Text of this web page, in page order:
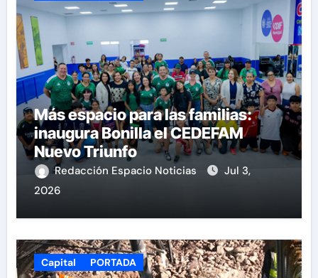
Más espacio para las familias:
inaugura Bonilla el CEDEFAM
Nuevo Triunfo
Redacción Espacio Noticias
Jul 3,
2026
Capital PORTADA